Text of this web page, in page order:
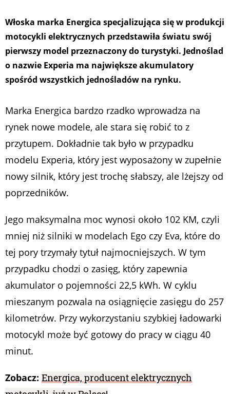
Włoska marka Energica specjalizująca się w produkcji
motocykli elektrycznych przedstawiła światu swój
pierwszy model przeznaczony do turystyki. Jednoślad
o nazwie Experia ma największe akumulatory
spośród wszystkich jednośladów na rynku.
Marka Energica bardzo rzadko wprowadza na
rynek nowe modele, ale stara się robić to z
przytupem. Dokładnie tak było w przypadku
modelu Experia, który jest wyposażony w zupełnie
nowy silnik, który jest trochę słabszy, ale lżejszy od
poprzedników.
Jego maksymalna moc wynosi około 102 KM, czyli
mniej niż silniki w modelach Ego czy Eva, które do
tej pory trzymały tytuł najmocniejszych. W tym
przypadku chodzi o zasięg, który zapewnia
akumulator o pojemności 22,5 kWh. W cyklu
mieszanym pozwala na osiągnięcie zasięgu do 257
kilometrów. Przy wykorzystaniu szybkiej ładowarki
motocykl może być gotowy do pracy w ciągu 40
minut.
Zobacz: Energica, producent elektrycznych